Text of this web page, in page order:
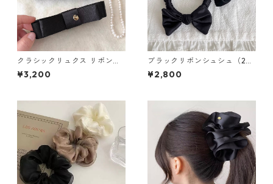
クラシックリュクス リボンバ
ナナクリップ（２色）：669
¥3,200
ブラックリボンシュシュ（2個
セット）：660
¥2,800